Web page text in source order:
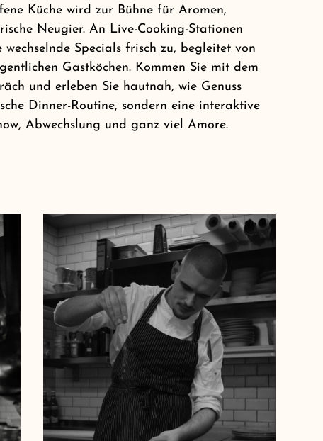
Küche wird zur Bühne für Aromen,
Neugier. An Live-Cooking-Stationen
wechselnde Specials frisch zu, begleitet von
Gastköchen. Kommen Sie mit dem
und erleben Sie hautnah, wie Genuss
Dinner-Routine, sondern eine interaktive
Abwechslung und ganz viel Amore.